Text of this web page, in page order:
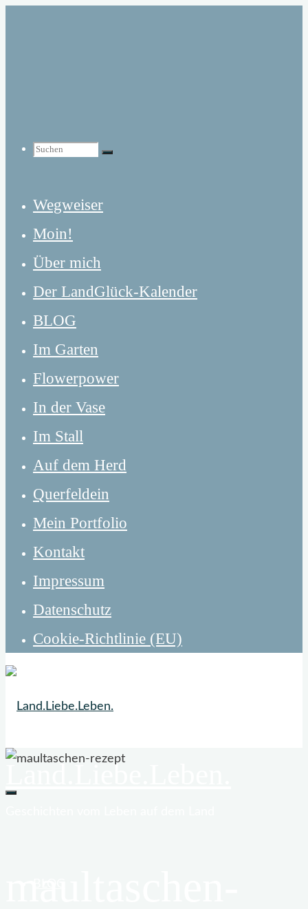
Suchen
Suchen
nach:
Suchen
Wegweiser
Moin!
Über mich
Der LandGlück-Kalender
BLOG
Im Garten
Flowerpower
In der Vase
Im Stall
Auf dem Herd
Querfeldein
Mein Portfolio
Kontakt
Impressum
Datenschutz
Cookie-Richtlinie (EU)
Land.Liebe.Leben.